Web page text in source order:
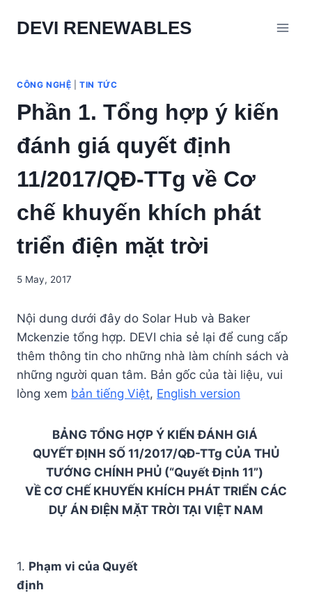
DEVI RENEWABLES
CÔNG NGHỆ |TIN TỨC
Phần 1. Tổng hợp ý kiến
đánh giá quyết định
11/2017/QĐ-TTg về Cơ
chế khuyến khích phát
triển điện mặt trời
5 May, 2017
Nội dung dưới đây do Solar Hub và Baker
Mckenzie tổng hợp. DEVI chia sẻ lại để cung cấp
thêm thông tin cho những nhà làm chính sách và
những người quan tâm. Bản gốc của tài liệu, vui
lòng xem bản tiếng Việt, English version
BẢNG TỔNG HỢP Ý KIẾN ĐÁNH GIÁ
QUYẾT ĐỊNH SỐ 11/2017/QĐ-TTg CỦA THỦ
TƯỚNG CHÍNH PHỦ (“Quyết Định 11”)
VỀ CƠ CHẾ KHUYẾN KHÍCH PHÁT TRIỂN CÁC
DỰ ÁN ĐIỆN MẶT TRỜI TẠI VIỆT NAM
1. Phạm vi của Quyết
định